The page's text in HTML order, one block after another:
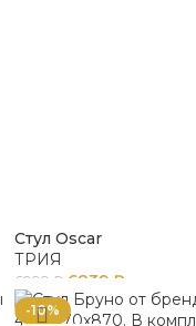
Стул Oscar
ТРИЯ
6999 ₽ 6839 ₽
-10%